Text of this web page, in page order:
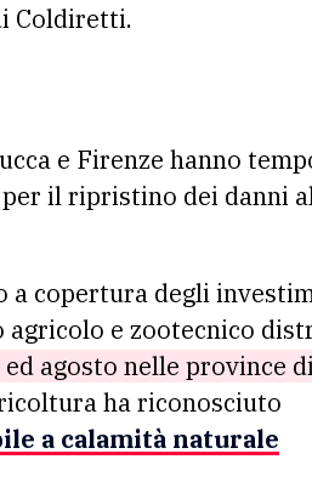
Coldiretti.
e Firenze hanno
il ripristino dei danni
a copertura degli
e zootecnico
agosto nelle province di
ha riconosciuto
a calamità naturale